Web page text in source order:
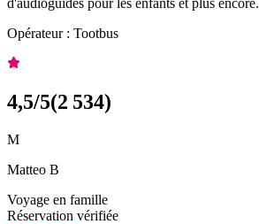
Opérateur : Tootbus
4,5/5(2 534)
M
Matteo B
Voyage en famille
Réservation vérifiée